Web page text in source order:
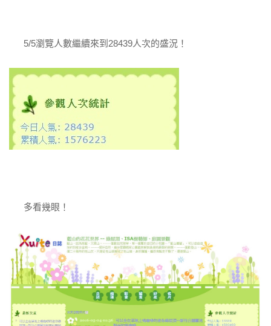
5/5瀏覽人數繼續來到28439人次的盛況！
多看幾眼！